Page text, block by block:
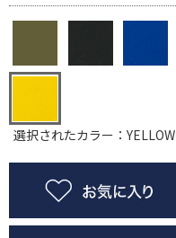
選択されたカラー：YELLOW